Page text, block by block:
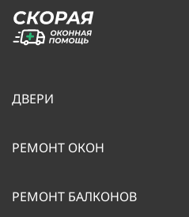
ДВЕРИ
РЕМОНТ ОКОН
РЕМОНТ БАЛКОНОВ